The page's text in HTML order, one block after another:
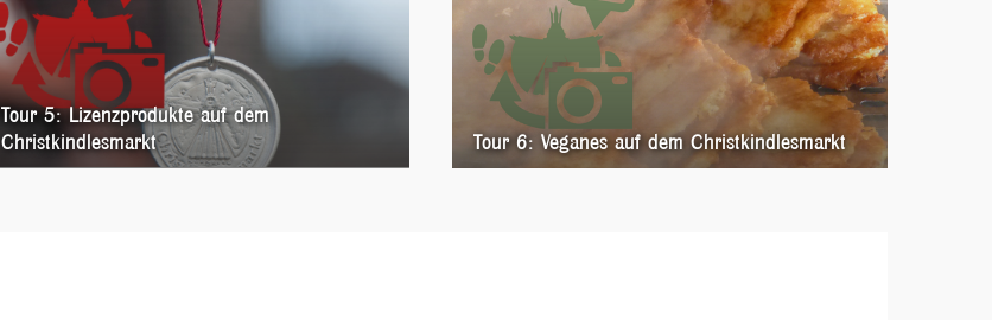
Tour 5: Lizenzprodukte auf dem
Christkindlesmarkt
Tour 6: Veganes auf dem Christkindlesmarkt